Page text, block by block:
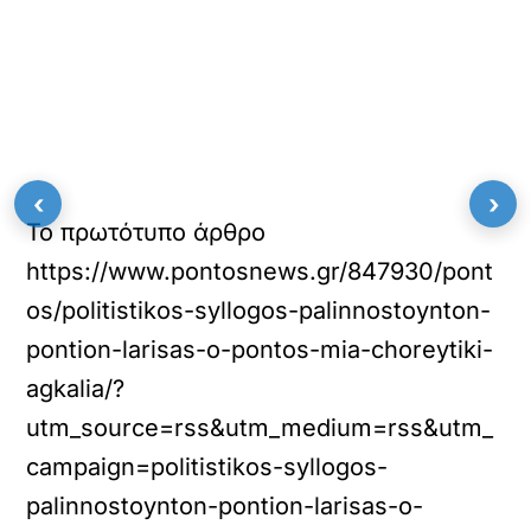
Το πρωτότυπο άρθρο
https://www.pontosnews.gr/847930/pont
os/politistikos-syllogos-palinnostoynton-
pontion-larisas-o-pontos-mia-choreytiki-
agkalia/?
utm_source=rss&utm_medium=rss&utm_
campaign=politistikos-syllogos-
palinnostoynton-pontion-larisas-o-
‹ ›